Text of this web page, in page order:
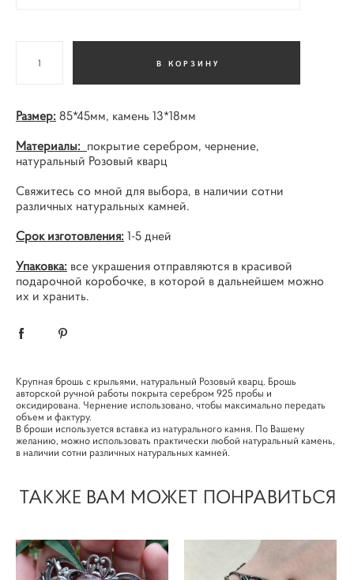
В КОРЗИНУ
Размер: 85*45мм, камень 13*18мм
Материалы: покрытие серебром, чернение,
натуральный Розовый кварц
Свяжитесь со мной для выбора, в наличии сотни
различных натуральных камней.
Срок изготовления: 1-5 дней
Упаковка: все украшения отправляются в красивой
подарочной коробочке, в которой в дальнейшем можно
их и хранить.
Крупная брошь с крыльями, натуральный Розовый кварц. Брошь
авторской ручной работы покрыта серебром 925 пробы и
оксидирована. Чернение использовано, чтобы максимально передать
объем и фактуру.
В броши используется вставка из натурального камня. По Вашему
желанию, можно использовать практически любой натуральный камень,
в наличии сотни различных натуральных камней.
ТАКЖЕ ВАМ МОЖЕТ ПОНРАВИТЬСЯ